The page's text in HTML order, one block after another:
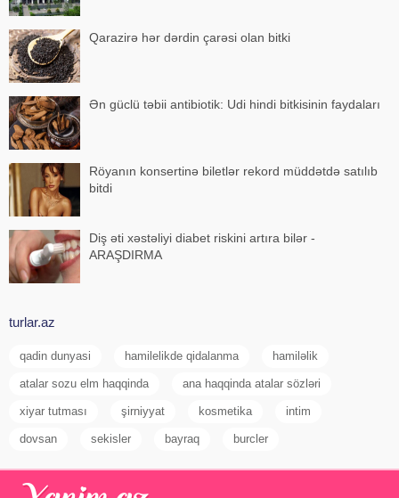
Qarazirə hər dərdin çarəsi olan bitki
Ən güclü təbii antibiotik: Udi hindi bitkisinin faydaları
Röyanın konsertinə biletlər rekord müddətdə satılıb
bitdi
Diş əti xəstəliyi diabet riskini artıra bilər -
ARAŞDIRMA
turlar.az
qadin dunyasi hamilelikde qidalanma hamiləlik
atalar sozu elm haqqinda ana haqqinda atalar sözləri
xiyar tutması şirniyyat kosmetika intim
dovsan sekisler bayraq burcler